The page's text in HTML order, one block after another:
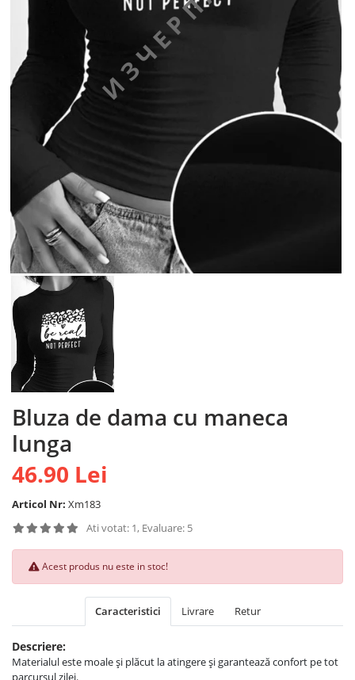
Bluza de dama cu maneca
lunga
46.90 Lei
Articol Nr: Xm183
Ati votat: 1, Evaluare: 5
Acest produs nu este in stoc!
Caracteristici Livrare Retur
Descriere:
Materialul este moale și plăcut la atingere și garantează confort pe tot
parcursul zilei.